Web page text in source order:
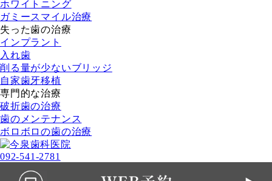
ホワイトニング
ガミースマイル治療
失った歯の治療
インプラント
入れ歯
削る量が少ないブリッジ
自家歯牙移植
専門的な治療
破折歯の治療
歯のメンテナンス
ボロボロの歯の治療
092-541-2781